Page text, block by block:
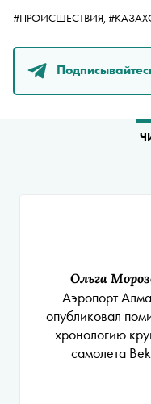
#ПРОИСШЕСТВИЯ,
Ольга
Аэропорт
опубликовал
хронологию
самолета